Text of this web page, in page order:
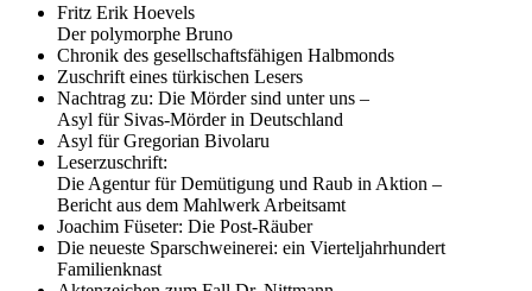
Fritz Erik Hoevels
Der polymorphe Bruno
Chronik des gesellschaftsfähigen Halbmonds
Zuschrift eines türkischen Lesers
Nachtrag zu: Die Mörder sind unter uns –
Asyl für Sivas-Mörder in Deutschland
Asyl für Gregorian Bivolaru
Leserzuschrift:
Die Agentur für Demütigung und Raub in Aktion –
Bericht aus dem Mahlwerk Arbeitsamt
Joachim Füseter: Die Post-Räuber
Die neueste Sparschweinerei: ein Vierteljahrhundert
Familienknast